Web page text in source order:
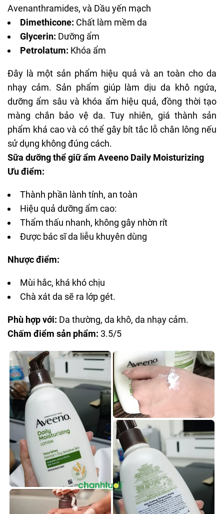
Avenanthramides, và Dầu yến mạch
Dimethicone: Chất làm mềm da
Glycerin: Dưỡng ẩm
Petrolatum: Khóa ẩm
Đây là một sản phẩm hiệu quả và an toàn cho da
nhạy cảm. Sản phẩm giúp làm dịu da khô ngứa,
dưỡng ẩm sâu và khóa ẩm hiệu quả, đồng thời tạo
màng chắn bảo vệ da. Tuy nhiên, giá thành sản
phẩm khá cao và có thể gây bít tắc lỗ chân lông nếu
sử dụng không đúng cách.
Sữa dưỡng thể giữ ẩm Aveeno Daily Moisturizing
Ưu điểm:
Thành phần lành tính, an toàn
Hiệu quả dưỡng ẩm cao:
Thẩm thấu nhanh, không gây nhờn rít
Được bác sĩ da liễu khuyên dùng
Nhược điểm:
Mùi hắc, khá khó chịu
Chà xát da sẽ ra lớp gét.
Phù hợp với: Da thường, da khô, da nhạy cảm.
Chấm điểm sản phẩm: 3.5/5